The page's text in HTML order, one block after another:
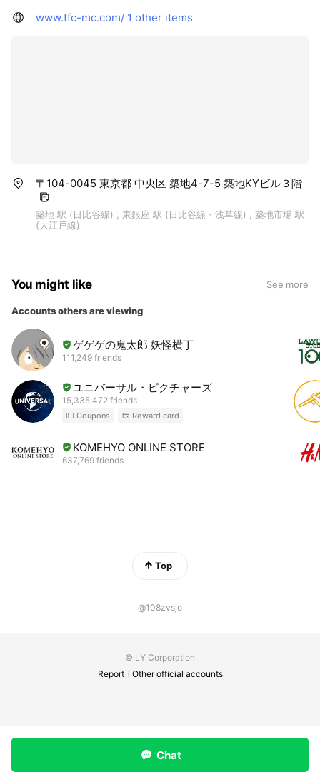
www.tfc-mc.com/ 1 other items
〒104-0045 東京都 中央区 築地4-7-5 築地KYビル３階
築地 駅 (日比谷線) , 東銀座 駅 (日比谷線・浅草線) , 築地市場 駅
(大江戸線)
You might like See more
Accounts others are viewing
ゲゲゲの鬼太郎 妖怪横丁
111,249 friends
ユニバーサル・ピクチャーズ
15,335,472 friends
Coupons Reward card
KOMEHYO ONLINE STORE
637,769 friends
Top
@108zvsjo
© LY Corporation
Report
Other official accounts
Chat